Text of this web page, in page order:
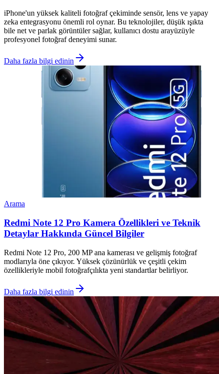
iPhone'un yüksek kaliteli fotoğraf çekiminde sensör, lens ve yapay
zeka entegrasyonu önemli rol oynar. Bu teknolojiler, düşük ışıkta
bile net ve parlak görüntüler sağlar, kullanıcı dostu arayüzüyle
profesyonel fotoğraf deneyimi sunar.
Daha fazla bilgi edinin
Arama
Redmi Note 12 Pro Kamera Özellikleri ve Teknik
Detaylar Hakkında Güncel Bilgiler
Redmi Note 12 Pro, 200 MP ana kamerası ve gelişmiş fotoğraf
modlarıyla öne çıkıyor. Yüksek çözünürlük ve çeşitli çekim
özellikleriyle mobil fotoğrafçılıkta yeni standartlar belirliyor.
Daha fazla bilgi edinin